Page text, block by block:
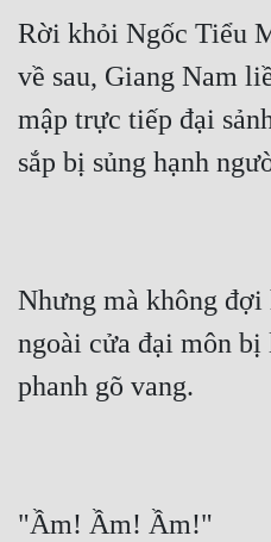
Rời khỏi Ngốc Tiểu
về sau, Giang Nam
mập trực tiếp đại
sắp bị sủng hạnh
Nhưng mà không
ngoài cửa đại môn bị
phanh gõ vang.
"Ầm! Ầm! Ầm!"